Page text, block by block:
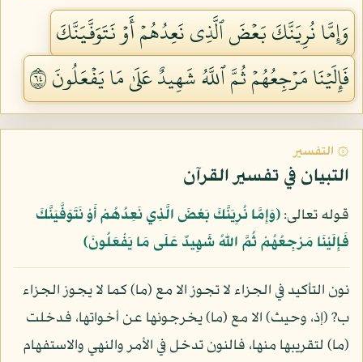
وَإِمَّا نُرِيَنَّكَ بَعۡضَ ٱلَّذِي نَعِدُهُمۡ أَوۡ نَتَوَفَّيَنَّكَ
فَإِلَيۡنَا مَرۡجِعُهُمۡ ثُمَّ ٱللَّهُ شَهِيدٌ عَلَىٰ مَا يَفۡعَلُونَ ٤٦
۞ التفسير
التبيان في تفسير القرآن
قوله تعالى:﴿وَإِمَّا نُرِيَنَّكَ بَعْضَ الَّذِي نَعِدُهُمْ أَوْ نَتَوَفَّيَنَّكَ
فَإِلَيْنَا مَرْجِعُهُمْ ثُمَّ اللّهُ شَهِيدٌ عَلَى مَا يَفْعَلُونَ﴾
نون التأكيد في الجزاء لا تجوز الا مع (ما) كما لا يجوز الجزاء
ب? (إذ، وحيث) الا مع (ما) يخرجونها عن أخواتها، فدخلت
(ما) لتقريبها منها، فالنون تدخل في الأمر والنهي والاستفهام